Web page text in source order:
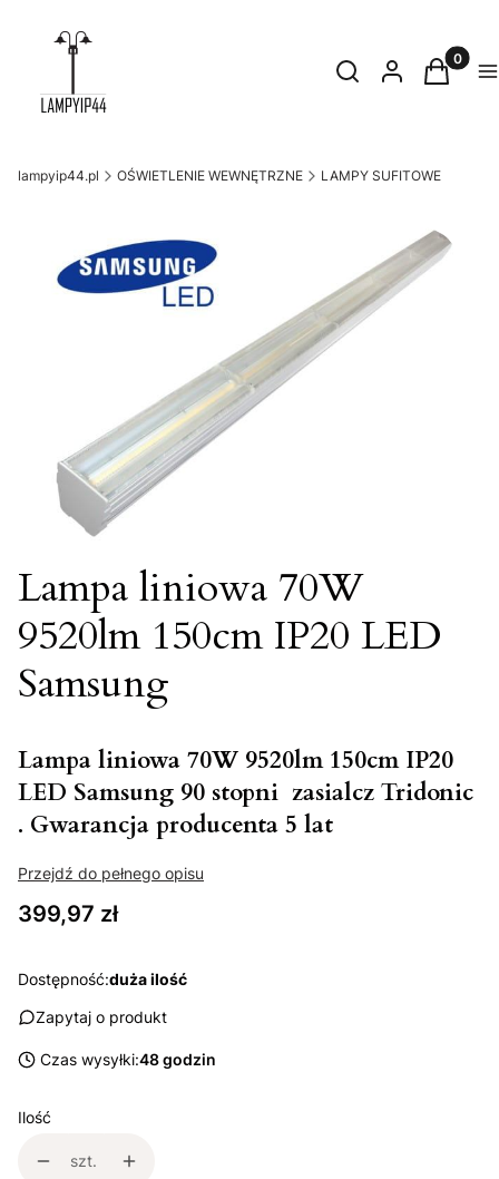
Otwórz
SzukajZaloguj sięKoszyk
lampyip44.pl OŚWIETLENIE WEWNĘTRZNE LAMPY SUFITOWE
Lampa liniowa 70W
9520lm 150cm IP20 LED
Samsung
Lampa liniowa 70W 9520lm 150cm IP20
LED Samsung 90 stopni zasialcz Tridonic
. Gwarancja producenta 5 lat
Przejdź do pełnego opisu
Cena
399,97 zł
Dostępność:duża ilość
Zapytaj o produkt
Czas wysyłki:48 godzin
Ilość
szt.